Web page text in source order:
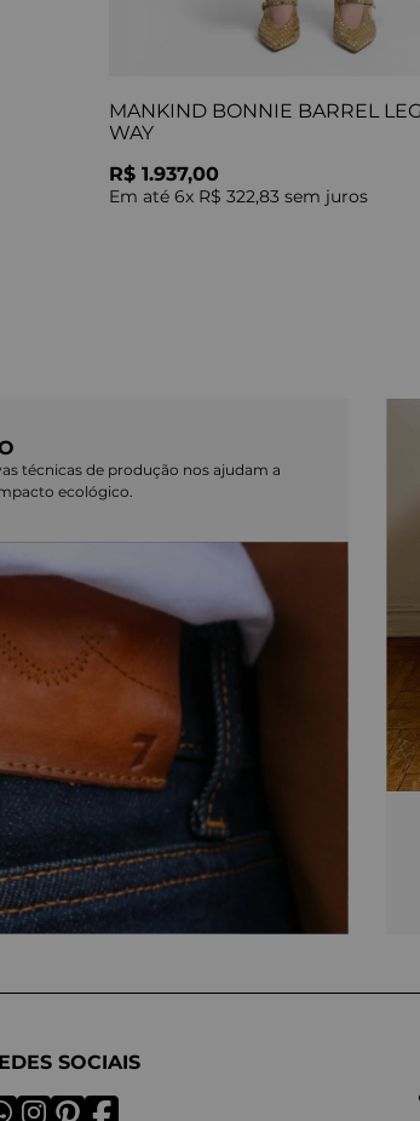
MANKIND BONNIE BARREL
WAY
R$ 1.937,00
Em até 6x R$ 322,83 sem juros
técnicas de produção nos ajudam a
ecológico.
SOCIAIS